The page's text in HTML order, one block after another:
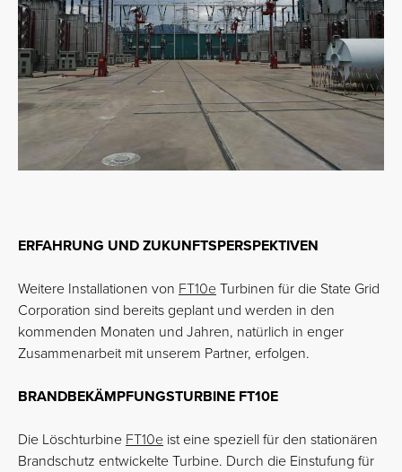
ERFAHRUNG UND ZUKUNFTSPERSPEKTIVEN
Weitere Installationen von FT10e Turbinen für die State Grid
Corporation sind bereits geplant und werden in den
kommenden Monaten und Jahren, natürlich in enger
Zusammenarbeit mit unserem Partner, erfolgen.
BRANDBEKÄMPFUNGSTURBINE FT10E
Die Löschturbine FT10e ist eine speziell für den stationären
Brandschutz entwickelte Turbine. Durch die Einstufung für